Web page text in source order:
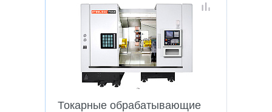
Токарные обрабатывающие